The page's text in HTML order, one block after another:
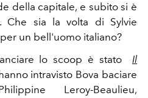
della capitale, e subito si è
Che sia la volta di Sylvie
un bell'uomo italiano?
lo scoop è stato
Il
intravisto Bova baciare
Leroy-Beaulieu,